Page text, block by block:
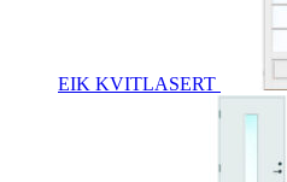
EIK KVITLASERT